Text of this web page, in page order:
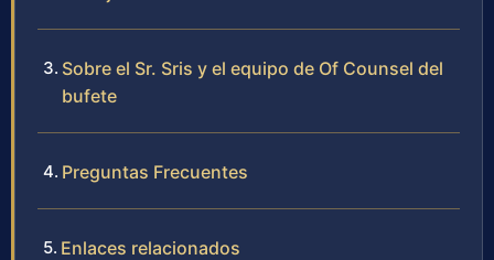
Sobre el Sr. Sris y el equipo de Of Counsel del
bufete
Preguntas Frecuentes
Enlaces relacionados